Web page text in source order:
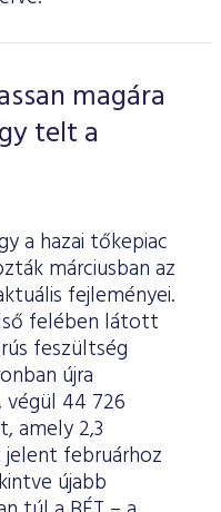
magára
telt a
a hazai tőkepiac
márciusban az
fejleményei.
felében látott
feszültség
újra
végül 44 726
amely 2,3
februárhoz
újabb